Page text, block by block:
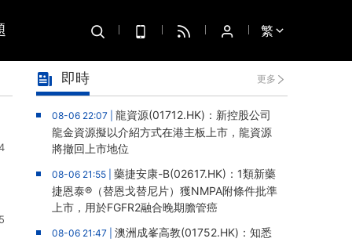
繁
即時 更多
08-06 22:07 | 龍資源(01712.HK)：新控股公司
龍金資源擬以介紹方式在港主板上市，龍資源
將撤回上市地位
08-06 21:55 | 藥捷安康-B(02617.HK)：1類新藥
捷恩泰®（替恩戈替尼片）獲NMPA附條件批準
上市，用於FGFR2融合晚期膽管癌
08-06 21:47 | 澳洲成峯高教(01752.HK)：知悉